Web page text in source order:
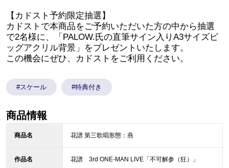
【カドスト予約限定抽選】
カドストで本商品をご予約いただいた方の中から抽選
で2名様に、「PALOW.氏の直筆サイン入りA3サイズビ
ッグアクリル背景」をプレゼントいたします。
この機会にぜひ、カドストをご利用ください。
#スケール #特典付き
商品情報
商品名 花譜 第三歌唱形態：燕
作品名 花譜 3rd ONE-MAN LIVE「不可解参（狂）」